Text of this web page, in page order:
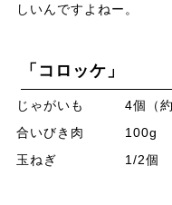
しいんですよねー。
「コロッケ」
じゃがいも 4個（約
合いびき肉 100g
玉ねぎ 1/2個